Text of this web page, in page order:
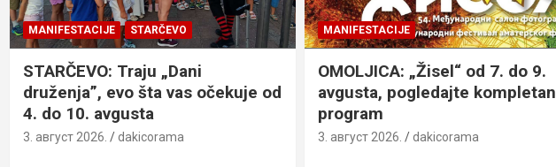
MANIFESTACIJE STARČEVO
STARČEVO: Traju „Dani
druženja”, evo šta vas očekuje od
4. do 10. avgusta
3. август 2026. dakicorama
MANIFESTACIJE
OMOLJICA: „Žisel“ od 7. do 9.
avgusta, pogledajte kompletan
program
3. август 2026. dakicorama